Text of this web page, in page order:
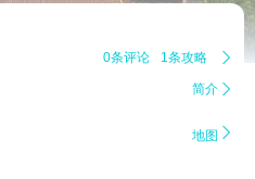
0条评论 1条攻略 
简介 
地图 